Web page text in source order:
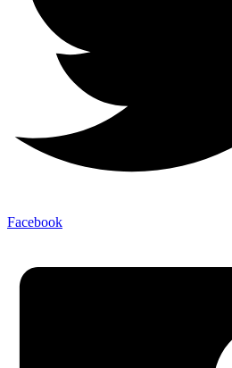
Facebook